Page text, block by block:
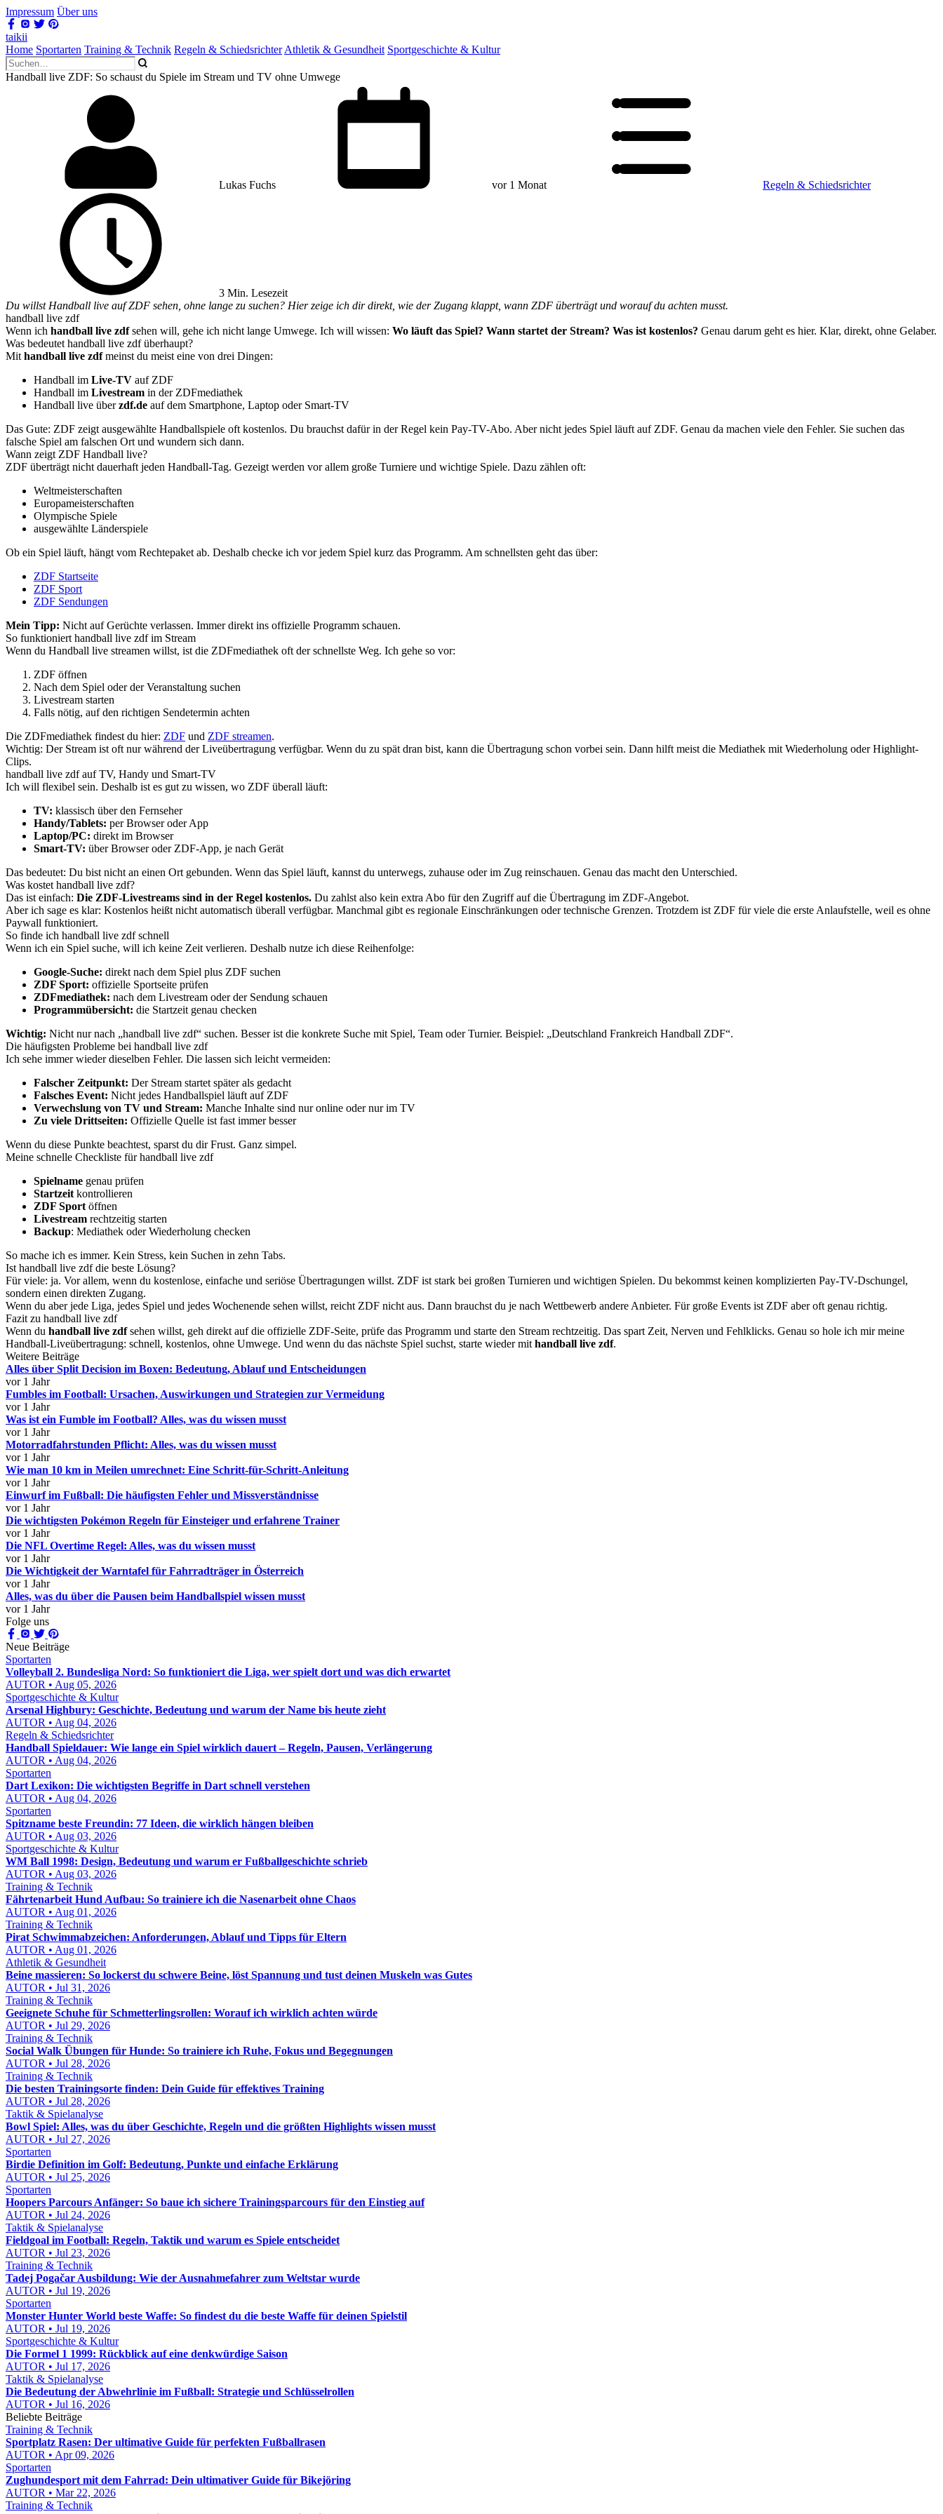
Impressum Über uns
taikii
Home Sportarten Training & Technik Regeln & Schiedsrichter Athletik & Gesundheit Sportgeschichte & Kultur
Handball live ZDF: So schaust du Spiele im Stream und TV ohne Umwege
Lukas Fuchs vor 1 Monat Regeln & Schiedsrichter
3 Min. Lesezeit
Du willst Handball live auf ZDF sehen, ohne lange zu suchen? Hier zeige ich dir direkt, wie der Zugang klappt, wann ZDF überträgt und worauf du achten musst.
handball live zdf
Wenn ich handball live zdfsehen will, gehe ich nicht lange Umwege. Ich will wissen: Wo läuft das Spiel? Wann startet der Stream? Was ist kostenlos? Genau darum geht es hier. Klar, direkt, ohne Gelaber.
Was bedeutet handball live zdf überhaupt?
Mit handball live zdfmeinst du meist eine von drei Dingen:
Handball im Live-TV auf ZDF
Handball im Livestream in der ZDFmediathek
Handball live überzdf.de auf dem Smartphone, Laptop oder Smart-TV
Das Gute: ZDF zeigt ausgewählte Handballspiele oft kostenlos. Du brauchst dafür in der Regel kein Pay-TV-Abo. Aber nicht jedes Spiel läuft auf ZDF. Genau da machen viele den Fehler. Sie suchen das
falsche Spiel am falschen Ort und wundern sich dann.
Wann zeigt ZDF Handball live?
ZDF überträgt nicht dauerhaft jeden Handball-Tag. Gezeigt werden vor allem große Turniere und wichtige Spiele. Dazu zählen oft:
Weltmeisterschaften
Europameisterschaften
Olympische Spiele
ausgewählte Länderspiele
Ob ein Spiel läuft, hängt vom Rechtepaket ab. Deshalb checke ich vor jedem Spiel kurz das Programm. Am schnellsten geht das über:
ZDF Startseite
ZDF Sport
ZDF Sendungen
Mein Tipp: Nicht auf Gerüchte verlassen. Immer direkt ins offizielle Programm schauen.
So funktioniert handball live zdf im Stream
Wenn du Handball live streamen willst, ist die ZDFmediathek oft der schnellste Weg. Ich gehe so vor:
ZDF öffnen
Nach dem Spiel oder der Veranstaltung suchen
Livestream starten
Falls nötig, auf den richtigen Sendetermin achten
Die ZDFmediathek findest du hier: ZDF und ZDF streamen.
Wichtig: Der Stream ist oft nur während der Liveübertragung verfügbar. Wenn du zu spät dran bist, kann die Übertragung schon vorbei sein. Dann hilft meist die Mediathek mit Wiederholung oder Highlight-
Clips.
handball live zdf auf TV, Handy und Smart-TV
Ich will flexibel sein. Deshalb ist es gut zu wissen, wo ZDF überall läuft:
TV: klassisch über den Fernseher
Handy/Tablets: per Browser oder App
Laptop/PC: direkt im Browser
Smart-TV: über Browser oder ZDF-App, je nach Gerät
Das bedeutet: Du bist nicht an einen Ort gebunden. Wenn das Spiel läuft, kannst du unterwegs, zuhause oder im Zug reinschauen. Genau das macht den Unterschied.
Was kostet handball live zdf?
Das ist einfach: Die ZDF-Livestreams sind in der Regel kostenlos. Du zahlst also kein extra Abo für den Zugriff auf die Übertragung im ZDF-Angebot.
Aber ich sage es klar: Kostenlos heißt nicht automatisch überall verfügbar. Manchmal gibt es regionale Einschränkungen oder technische Grenzen. Trotzdem ist ZDF für viele die erste Anlaufstelle, weil es ohne
Paywall funktioniert.
So finde ich handball live zdf schnell
Wenn ich ein Spiel suche, will ich keine Zeit verlieren. Deshalb nutze ich diese Reihenfolge:
Google-Suche: direkt nach dem Spiel plus ZDF suchen
ZDF Sport: offizielle Sportseite prüfen
ZDFmediathek: nach dem Livestream oder der Sendung schauen
Programmübersicht: die Startzeit genau checken
Wichtig: Nicht nur nach „handball live zdf“ suchen. Besser ist die konkrete Suche mit Spiel, Team oder Turnier. Beispiel: „Deutschland Frankreich Handball ZDF“.
Die häufigsten Probleme bei handball live zdf
Ich sehe immer wieder dieselben Fehler. Die lassen sich leicht vermeiden:
Falscher Zeitpunkt: Der Stream startet später als gedacht
Falsches Event: Nicht jedes Handballspiel läuft auf ZDF
Verwechslung von TV und Stream: Manche Inhalte sind nur online oder nur im TV
Zu viele Drittseiten: Offizielle Quelle ist fast immer besser
Wenn du diese Punkte beachtest, sparst du dir Frust. Ganz simpel.
Meine schnelle Checkliste für handball live zdf
Spielname genau prüfen
Startzeit kontrollieren
ZDF Sport öffnen
Livestream rechtzeitig starten
Backup: Mediathek oder Wiederholung checken
So mache ich es immer. Kein Stress, kein Suchen in zehn Tabs.
Ist handball live zdf die beste Lösung?
Für viele: ja. Vor allem, wenn du kostenlose, einfache und seriöse Übertragungen willst. ZDF ist stark bei großen Turnieren und wichtigen Spielen. Du bekommst keinen komplizierten Pay-TV-Dschungel,
sondern einen direkten Zugang.
Wenn du aber jede Liga, jedes Spiel und jedes Wochenende sehen willst, reicht ZDF nicht aus. Dann brauchst du je nach Wettbewerb andere Anbieter. Für große Events ist ZDF aber oft genau richtig.
Fazit zu handball live zdf
Wenn du handball live zdfsehen willst, geh direkt auf die offizielle ZDF-Seite, prüfe das Programm und starte den Stream rechtzeitig. Das spart Zeit, Nerven und Fehlklicks. Genau so hole ich mir meine
Handball-Liveübertragung: schnell, kostenlos, ohne Umwege. Und wenn du das nächste Spiel suchst, starte wieder mit handball live zdf.
Weitere Beiträge
Alles über Split Decision im Boxen: Bedeutung, Ablauf und Entscheidungen
vor 1 Jahr
Fumbles im Football: Ursachen, Auswirkungen und Strategien zur Vermeidung
vor 1 Jahr
Was ist ein Fumble im Football? Alles, was du wissen musst
vor 1 Jahr
Motorradfahrstunden Pflicht: Alles, was du wissen musst
vor 1 Jahr
Wie man 10 km in Meilen umrechnet: Eine Schritt-für-Schritt-Anleitung
vor 1 Jahr
Einwurf im Fußball: Die häufigsten Fehler und Missverständnisse
vor 1 Jahr
Die wichtigsten Pokémon Regeln für Einsteiger und erfahrene Trainer
vor 1 Jahr
Die NFL Overtime Regel: Alles, was du wissen musst
vor 1 Jahr
Die Wichtigkeit der Warntafel für Fahrradträger in Österreich
vor 1 Jahr
Alles, was du über die Pausen beim Handballspiel wissen musst
vor 1 Jahr
Folge uns
Neue Beiträge
Sportarten
Volleyball 2. Bundesliga Nord: So funktioniert die Liga, wer spielt dort und was dich erwartet
AUTOR • Aug 05, 2026
Sportgeschichte & Kultur
Arsenal Highbury: Geschichte, Bedeutung und warum der Name bis heute zieht
AUTOR • Aug 04, 2026
Regeln & Schiedsrichter
Handball Spieldauer: Wie lange ein Spiel wirklich dauert – Regeln, Pausen, Verlängerung
AUTOR • Aug 04, 2026
Sportarten
Dart Lexikon: Die wichtigsten Begriffe in Dart schnell verstehen
AUTOR • Aug 04, 2026
Sportarten
Spitzname beste Freundin: 77 Ideen, die wirklich hängen bleiben
AUTOR • Aug 03, 2026
Sportgeschichte & Kultur
WM Ball 1998: Design, Bedeutung und warum er Fußballgeschichte schrieb
AUTOR • Aug 03, 2026
Training & Technik
Fährtenarbeit Hund Aufbau: So trainiere ich die Nasenarbeit ohne Chaos
AUTOR • Aug 01, 2026
Training & Technik
Pirat Schwimmabzeichen: Anforderungen, Ablauf und Tipps für Eltern
AUTOR • Aug 01, 2026
Athletik & Gesundheit
Beine massieren: So lockerst du schwere Beine, löst Spannung und tust deinen Muskeln was Gutes
AUTOR • Jul 31, 2026
Training & Technik
Geeignete Schuhe für Schmetterlingsrollen: Worauf ich wirklich achten würde
AUTOR • Jul 29, 2026
Training & Technik
Social Walk Übungen für Hunde: So trainiere ich Ruhe, Fokus und Begegnungen
AUTOR • Jul 28, 2026
Training & Technik
Die besten Trainingsorte finden: Dein Guide für effektives Training
AUTOR • Jul 28, 2026
Taktik & Spielanalyse
Bowl Spiel: Alles, was du über Geschichte, Regeln und die größten Highlights wissen musst
AUTOR • Jul 27, 2026
Sportarten
Birdie Definition im Golf: Bedeutung, Punkte und einfache Erklärung
AUTOR • Jul 25, 2026
Sportarten
Hoopers Parcours Anfänger: So baue ich sichere Trainingsparcours für den Einstieg auf
AUTOR • Jul 24, 2026
Taktik & Spielanalyse
Fieldgoal im Football: Regeln, Taktik und warum es Spiele entscheidet
AUTOR • Jul 23, 2026
Training & Technik
Tadej Pogačar Ausbildung: Wie der Ausnahmefahrer zum Weltstar wurde
AUTOR • Jul 19, 2026
Sportarten
Monster Hunter World beste Waffe: So findest du die beste Waffe für deinen Spielstil
AUTOR • Jul 19, 2026
Sportgeschichte & Kultur
Die Formel 1 1999: Rückblick auf eine denkwürdige Saison
AUTOR • Jul 17, 2026
Taktik & Spielanalyse
Die Bedeutung der Abwehrlinie im Fußball: Strategie und Schlüsselrollen
AUTOR • Jul 16, 2026
Beliebte Beiträge
Training & Technik
Sportplatz Rasen: Der ultimative Guide für perfekten Fußballrasen
AUTOR • Apr 09, 2026
Sportarten
Zughundesport mit dem Fahrrad: Dein ultimativer Guide für Bikejöring
AUTOR • Mar 22, 2026
Training & Technik